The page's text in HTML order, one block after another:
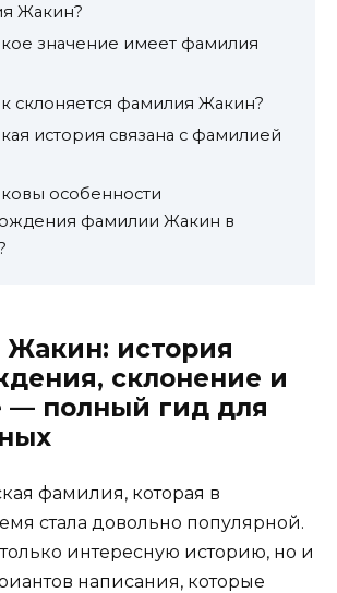
Жакин?
значение имеет фамилия
склоняется фамилия Жакин?
история связана с фамилией
особенности
фамилии Жакин в
история
склонение и
— полный гид для
фамилия, которая в
стала довольно популярной.
интересную историю, но и
написания, которые